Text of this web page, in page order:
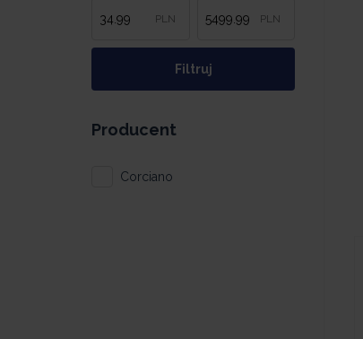
PLN PLN
Producent
Corciano